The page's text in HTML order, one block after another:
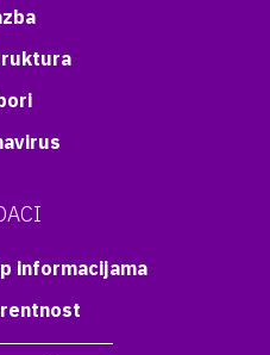
informacijama